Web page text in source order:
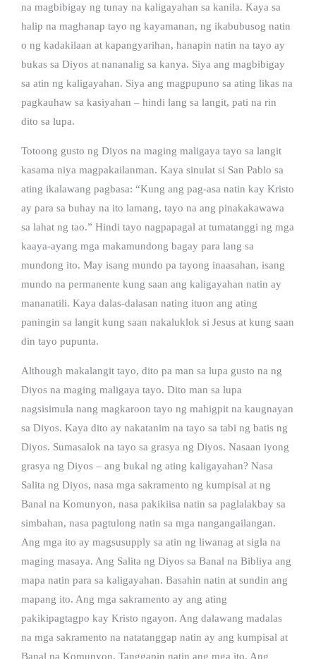
na magbibigay ng tunay na kaligayahan sa kanila. Kaya sa
halip na maghanap tayo ng kayamanan, ng ikabubusog natin
o ng kadakilaan at kapangyarihan, hanapin natin na tayo ay
bukas sa Diyos at nananalig sa kanya. Siya ang magbibigay
sa atin ng kaligayahan. Siya ang magpupuno sa ating likas na
pagkauhaw sa kasiyahan – hindi lang sa langit, pati na rin
dito sa lupa.
Totoong gusto ng Diyos na maging maligaya tayo sa langit
kasama niya magpakailanman. Kaya sinulat si San Pablo sa
ating ikalawang pagbasa: “Kung ang pag-asa natin kay Kristo
ay para sa buhay na ito lamang, tayo na ang pinakakawawa
sa lahat ng tao.” Hindi tayo nagpapagal at tumatanggi ng mga
kaaya-ayang mga makamundong bagay para lang sa
mundong ito. May isang mundo pa tayong inaasahan, isang
mundo na permanente kung saan ang kaligayahan natin ay
mananatili. Kaya dalas-dalasan nating ituon ang ating
paningin sa langit kung saan nakaluklok si Jesus at kung saan
din tayo pupunta.
Although makalangit tayo, dito pa man sa lupa gusto na ng
Diyos na maging maligaya tayo. Dito man sa lupa
nagsisimula nang magkaroon tayo ng mahigpit na kaugnayan
sa Diyos. Kaya dito ay nakatanim na tayo sa tabi ng batis ng
Diyos. Sumasalok na tayo sa grasya ng Diyos. Nasaan iyong
grasya ng Diyos – ang bukal ng ating kaligayahan? Nasa
Salita ng Diyos, nasa mga sakramento ng kumpisal at ng
Banal na Komunyon, nasa pakikiisa natin sa paglalakbay sa
simbahan, nasa pagtulong natin sa mga nangangailangan.
Ang mga ito ay magsusupply sa atin ng liwanag at sigla na
maging masaya. Ang Salita ng Diyos sa Banal na Bibliya ang
mapa natin para sa kaligayahan. Basahin natin at sundin ang
mapang ito. Ang mga sakramento ay ang ating
pakikipagtagpo kay Kristo ngayon. Ang dalawang madalas
na mga sakramento na natatanggap natin ay ang kumpisal at
Banal na Komunyon. Tanggapin natin ang mga ito. Ang